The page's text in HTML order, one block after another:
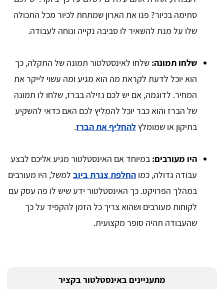
סתימה בכיור? פנו את הארון שמתחת לכיור מכל התכולה
שלו על מנת להשאיר לו סביבה נקייה ונוחה לעבודה.
שלחו תמונה: שלחו לאינסטלטור תמונה של התקלה, כך
הוא יוכל לדעת לקראת מה הוא מגיע ומה עשוי לייקר את
המחיר. לדוגמה, אם יש לכם נזילה בברז, שלחו לו תמונה
של הברז והוא כבר יוכל להמליץ לכם האם כדאי להשקיע
בתיקון או שמומלץ להחליף את הברז.
היו מעורבים: במיוחד אם האינסטלטור מגיע אליכם לבצע
עבודה גדולה, כמו החלפת צנרת ביוב למשל, היו מעורבים
במהלך הפרויקט. כך האינסטלטור ידע שיש לו פה עסק עם
לקוחות מעורבים ושהוא צריך כל הזמן להקפיד על כך
שהעבודה תהיה סופר מקצועית.
מתעניינים באינסטלטור בקציר